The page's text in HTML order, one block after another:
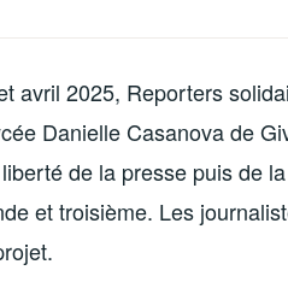
avril 2025, Reporters
Danielle Casanova de
de la presse puis de
et troisième. Les